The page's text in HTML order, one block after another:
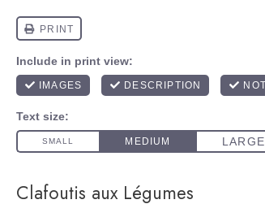
Clafoutis aux Légumes